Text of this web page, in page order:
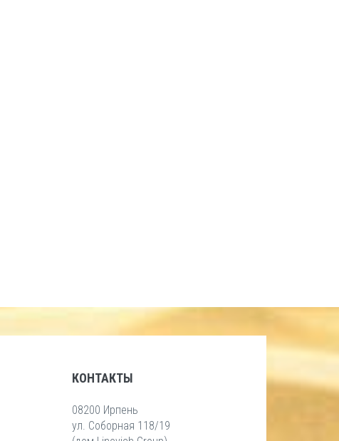
КОНТАКТЫ
08200 Ирпень
ул. Соборная 118/19